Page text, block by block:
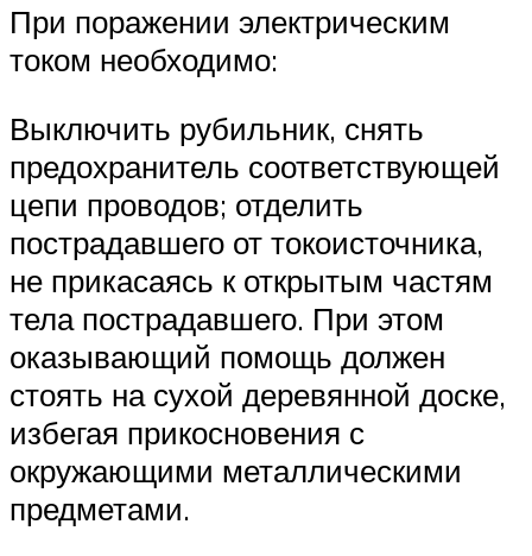
При поражении электрическим
током необходимо:
Выключить рубильник, снять
предохранитель соответствующей
цепи проводов; отделить
пострадавшего от токоисточника,
не прикасаясь к открытым частям
тела пострадавшего. При этом
оказывающий помощь должен
стоять на сухой деревянной доске,
избегая прикосновения с
окружающими металлическими
предметами.